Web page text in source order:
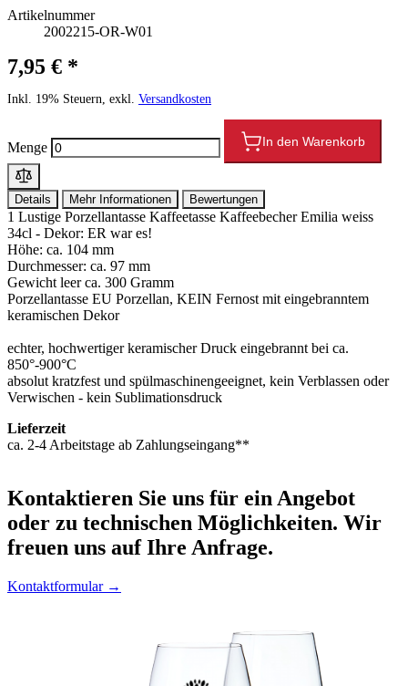
Artikelnummer
2002215-OR-W01
7,95 € *
Inkl. 19% Steuern, exkl. Versandkosten
Menge In den Warenkorb
Details Mehr Informationen Bewertungen
1 Lustige Porzellantasse Kaffeetasse Kaffeebecher Emilia weiss
34cl - Dekor: ER war es!
Höhe: ca. 104 mm
Durchmesser: ca. 97 mm
Gewicht leer ca. 300 Gramm
Porzellantasse EU Porzellan, KEIN Fernost mit eingebranntem
keramischen Dekor
echter, hochwertiger keramischer Druck eingebrannt bei ca.
850°-900°C
absolut kratzfest und spülmaschinengeeignet, kein Verblassen oder
Verwischen - kein Sublimationsdruck
Lieferzeit
ca. 2-4 Arbeitstage ab Zahlungseingang**
Kontaktieren Sie uns für ein Angebot
oder zu technischen Möglichkeiten. Wir
freuen uns auf Ihre Anfrage.
Kontaktformular →